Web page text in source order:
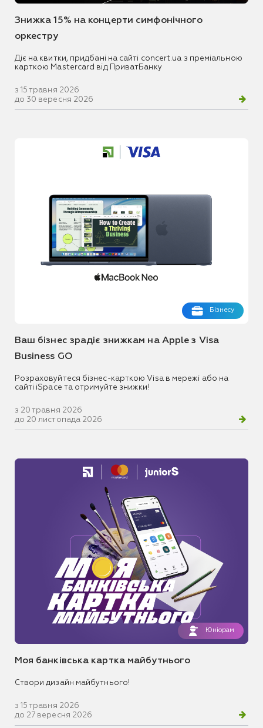
Знижка 15% на концерти симфонічного
оркестру
Діє на квитки, придбані на сайті concert.ua з преміальною
карткою Mastercard від ПриватБанку
з 15 травня 2026
до 30 вересня 2026
Бізнесу
Ваш бізнес зрадіє знижкам на Apple з Visa
Business GO
Розраховуйтеся бізнес-карткою Visa в мережі або на
сайті iSpace та отримуйте знижки!
з 20 травня 2026
до 20 листопада 2026
Юніорам
Моя банківська картка майбутнього
Створи дизайн майбутнього!
з 15 травня 2026
до 27 вересня 2026